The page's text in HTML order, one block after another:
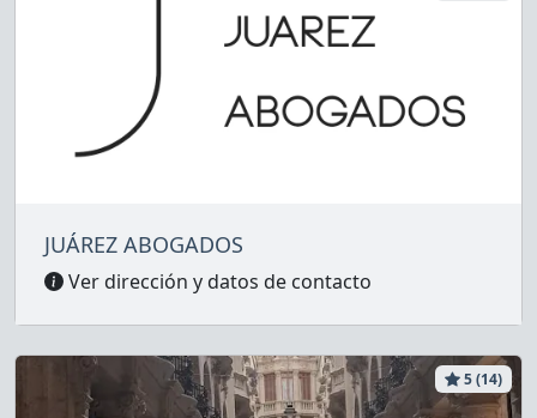
JUÁREZ ABOGADOS
Ver dirección y datos de contacto
5 (14)